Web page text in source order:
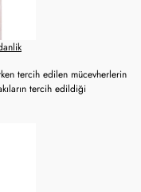
tercih edilen mücevherlerin
tercih edildiği